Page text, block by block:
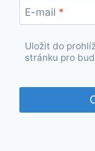
E-mail *
Uložit do
stránku pro